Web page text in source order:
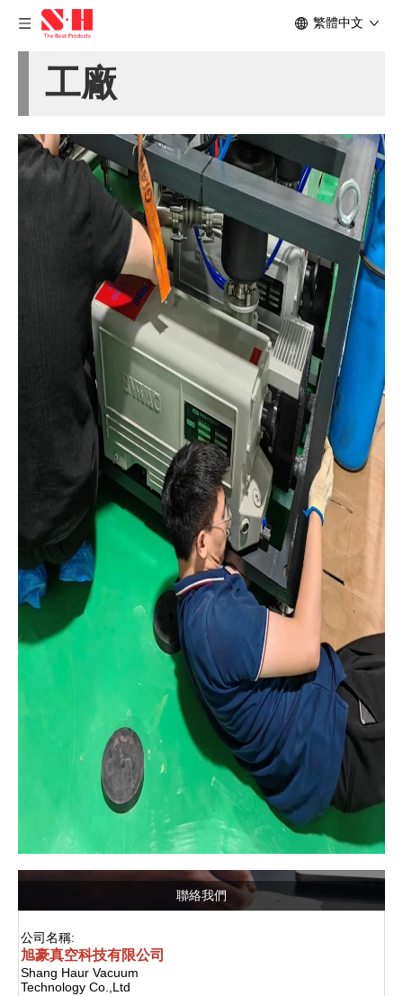
繁體中文
工廠
聯絡我們
公司名稱:
旭豪真空科技有限公司
Shang Haur Vacuum
Technology Co.,Ltd